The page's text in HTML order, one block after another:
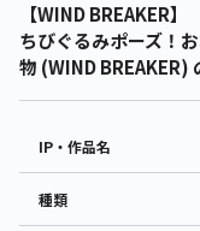
【WIND BREAKER
ちびぐるみポーズ！
物 (WIND BREAKER)
IP・作品名
種類